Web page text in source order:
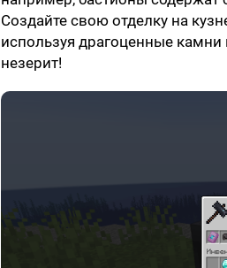
Создайте свою отделку на
используя драгоценные камни
незерит!